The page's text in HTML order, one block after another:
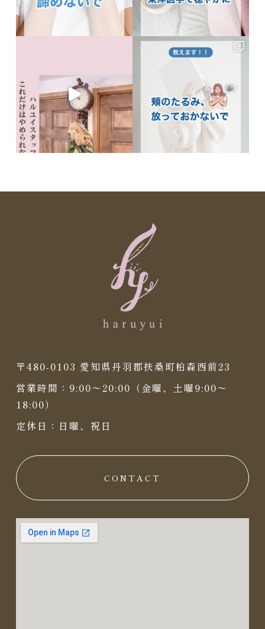
〒480-0103 愛知県丹羽郡扶桑町柏森西前23
営業時間：9:00〜20:00（金曜、土曜9:00〜
18:00）
定休日：日曜、祝日
CONTACT